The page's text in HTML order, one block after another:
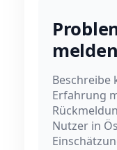
melden
Beschreibe
Erfahrung
Nutzer in